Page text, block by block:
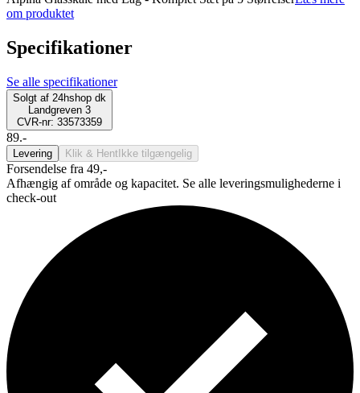
om produktet
Specifikationer
Se alle specifikationer
Solgt af 24hshop dk
Landgreven 3
CVR-nr: 33573359
89.-
Levering Klik & Hent Ikke tilgængelig
Forsendelse fra 49,-
Afhængig af område og kapacitet. Se alle leveringsmulighederne i
check-out